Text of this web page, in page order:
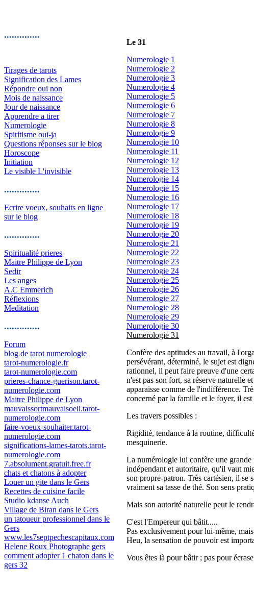
..............
Tirages de tarots
Signification des Lames
Répondre oui non
Mois de naissance
Jour de naissance
Apprendre a tirer
Numerologie
Spiritisme oui-ja
Questions réponses sur le blog
Horoscope
Initiation
Le visible L'invisible
..............
Ecrire voeux, souhaits en ligne
sur le blog
..............
Spiritualité prieres
Maitre Philippe de Lyon
Sedir
Les anges
A.C Emmerich
Réflexions
Meditation
..............
Forum
blog de tarot numerologie
tarot-numerologie.fr
tarot-numerologie.com
prieres-chance-guerison.tarot-
numerologie.com
Maitre Philippe de Lyon
mauvaissortmauvaisoeil.tarot-
numerologie.com
faire-voeux-souhaiter.tarot-
numerologie.com
significations-lames-tarots.tarot-
numerologie.com
7.absolument.gratuit.free.fr
chats et chatons à adopter
Louer un gite dans le Gers
Recettes de cuisine facile
Studio kdanse Auch
Village de Biran dans le Gers
un tatoueur professionnel dans le
Gers
www.les7septpechescapitaux.com
Helene Roux Photographe gers
comment adopter 1 chaton dans le
gers 32
Le 31
Numerologie 1
Numerologie 2
Numerologie 3
Numerologie 4
Numerologie 5
Numerologie 6
Numerologie 7
Numerologie 8
Numerologie 9
Numerologie 10
Numerologie 11
Numerologie 12
Numerologie 13
Numerologie 14
Numerologie 15
Numerologie 16
Numerologie 17
Numerologie 18
Numerologie 19
Numerologie 20
Numerologie 21
Numerologie 22
Numerologie 23
Numerologie 24
Numerologie 25
Numerologie 26
Numerologie 27
Numerologie 28
Numerologie 29
Numerologie 30
Numerologie 31
Confère des aptitudes au travail, à
persévérant, déterminé, le sujet est
rationnel, il peut faire preuve d'une
n'est pas son fort, sa réserve naturelle
apparaisse comme de l'indifférence.
concerné par la famille et le foyer, il
Les travers possibles :
Rigidité, tendance à la routine,
mesquinerie.
La numérologie lui confère une grande
indépendant et autoritaire, qu'il vaut
son propre-patron. Très cartésien, il se
vraiment sa tasse de thé. Son sens
Mais son autorité naturelle peut le
C'est l'Empereur qui bâtit.....
Pas exclusivement pour lui-même,
Heu, la sensation de pouvoir est
Vous êtes là pour bâtir ; pas pour